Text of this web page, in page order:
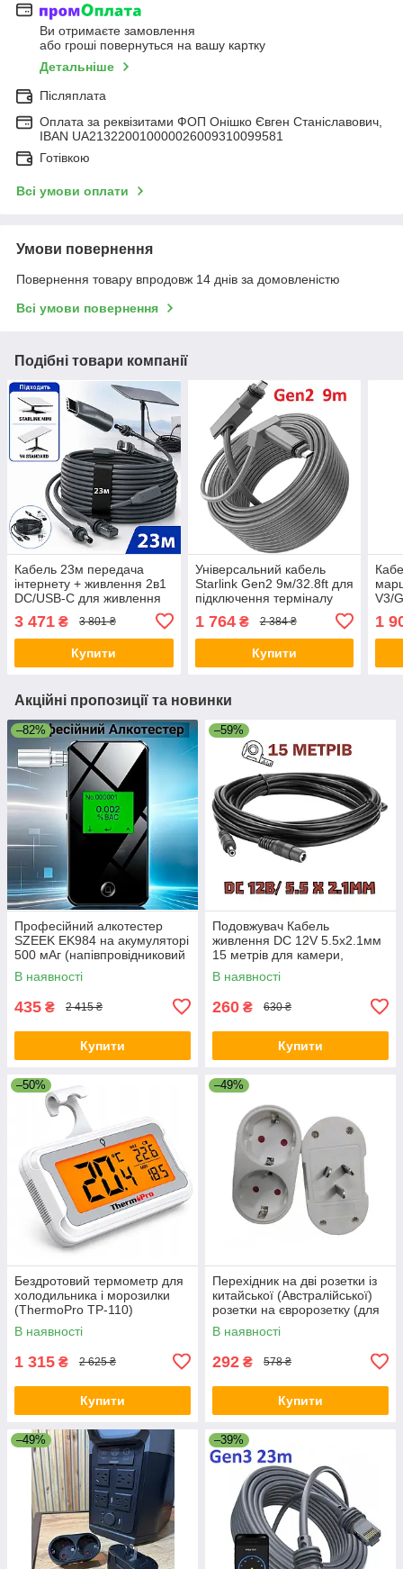
Ви отримаєте замовлення
або гроші повернуться на вашу картку
Детальніше
Післяплата
Оплата за реквізитами ФОП Онішко Євген Станіславович,
IBAN UA213220010000026009310099581
Готівкою
Всі умови оплати
Умови повернення
Повернення товару впродовж 14 днів за домовленістю
Всі умови повернення
Подібні товари компанії
Кабель 23м передача
інтернету + живлення 2в1
DC/USB-C для живлення
Starlink Mini / V4 Standard
3 471 ₴ 3 801 ₴
Купити
Універсальний кабель
Starlink Gen2 9м/32.8ft для
підключення терміналу
Satellite V2
1 764₴ 2 384 ₴
Купити
V3/
1
Акційні пропозиції та новинки
–82%
Професійний алкотестер
SZEEK EK984 на акумуляторі
500 мАг (напівпровідниковий
сенсор, 10 мундштуків +
чохол)
В наявності
435 ₴ 2 415 ₴
Купити
–59%
Подовжувач Кабель
живлення DC 12V 5.5х2.1мм
15 метрів для камери,
роутера, LED стрічки
В наявності
260 ₴ 630 ₴
Купити
–50%
Бездротовий термометр для
холодильника і морозилки
(ThermoPro TP-110)
В наявності
1 315 ₴ 2 625 ₴
Купити
–49%
Перехідник на дві розетки із
китайської (Австралійської)
розетки на євророзетку (для
Ecoflow) 10А / 250В для
подорожей Білий
В наявності
292 ₴ 578 ₴
Купити
–49% –39%